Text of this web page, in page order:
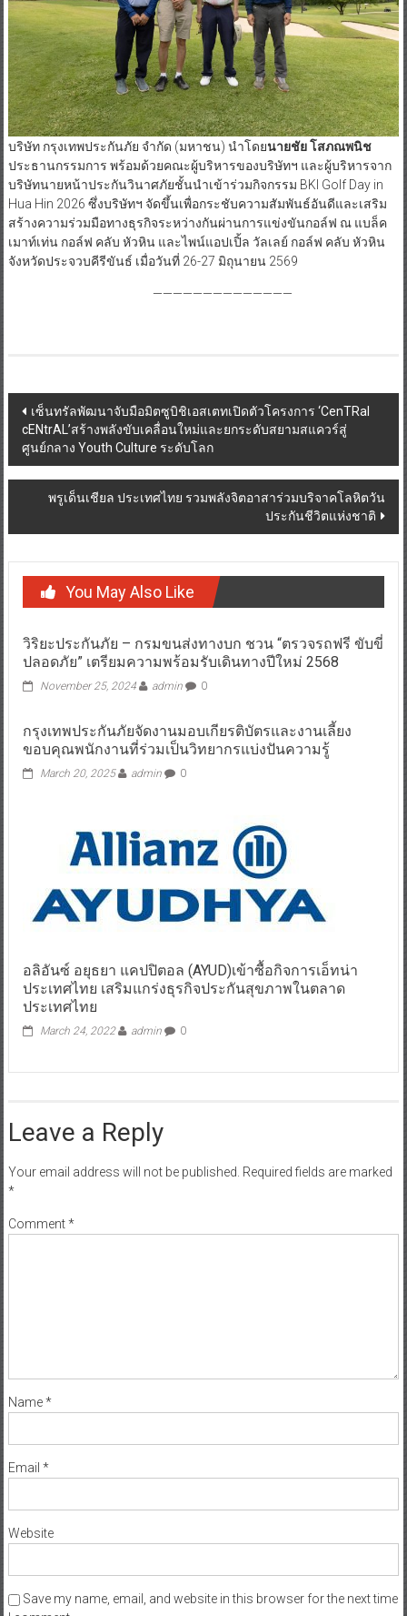
บริษัท กรุงเทพประกันภัย จำกัด (มหาชน) นำโดยนายชัย โสภณพนิช
ประธานกรรมการ พร้อมด้วยคณะผู้บริหารของบริษัทฯ และผู้บริหารจาก
บริษัทนายหน้าประกันวินาศภัยชั้นนำเข้าร่วมกิจกรรม BKI Golf Day in
Hua Hin 2026 ซึ่งบริษัทฯ จัดขึ้นเพื่อกระชับความสัมพันธ์อันดีและเสริม
สร้างความร่วมมือทางธุรกิจระหว่างกันผ่านการแข่งขันกอล์ฟ ณ แบล็ค
เมาท์เท่น กอล์ฟ คลับ หัวหิน และไพน์แอปเปิ้ล วัลเลย์ กอล์ฟ คลับ หัวหิน
จังหวัดประจวบคีรีขันธ์ เมื่อวันที่ 26-27 มิถุนายน 2569
——————————————
Post
navigation
เซ็นทรัลพัฒนาจับมือมิตซูบิชิเอสเตทเปิดตัวโครงการ ‘CenTRal
cENtrAL’สร้างพลังขับเคลื่อนใหม่และยกระดับสยามสแควร์สู่
ศูนย์กลาง Youth Culture ระดับโลก
พรูเด็นเชียล ประเทศไทย รวมพลังจิตอาสาร่วมบริจาคโลหิตวัน
ประกันชีวิตแห่งชาติ
You May Also Like
วิริยะประกันภัย – กรมขนส่งทางบก ชวน “ตรวจรถฟรี ขับขี่
ปลอดภัย” เตรียมความพร้อมรับเดินทางปีใหม่ 2568
November 25, 2024 admin 0
กรุงเทพประกันภัยจัดงานมอบเกียรติบัตรและงานเลี้ยง
ขอบคุณพนักงานที่ร่วมเป็นวิทยากรแบ่งปันความรู้
March 20, 2025 admin 0
อลิอันซ์ อยุธยา แคปปิตอล (AYUD)เข้าซื้อกิจการเอ็ทน่า
ประเทศไทย เสริมแกร่งธุรกิจประกันสุขภาพในตลาด
ประเทศไทย
March 24, 2022 admin 0
Leave a Reply
Your email address will not be published. Required fields are marked
*
Comment*
Name*
Email *
Website
Save my name, email, and website in this browser for the next time